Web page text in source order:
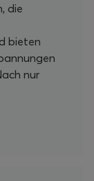
die
bieten
nur
die